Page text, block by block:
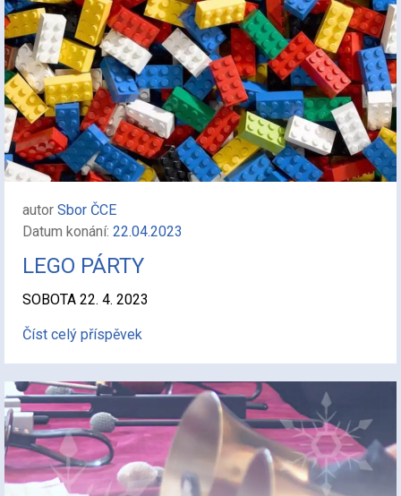
autor Sbor ČCE
Datum konání: 22.04.2023
LEGO PÁRTY
SOBOTA 22. 4. 2023
Číst celý příspěvek